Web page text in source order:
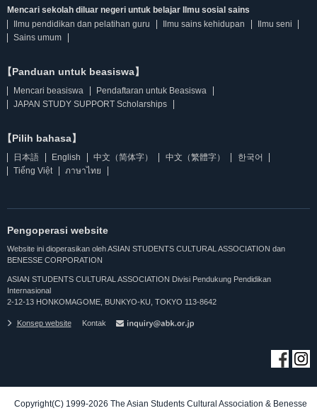
Mencari sekolah diluar negeri untuk belajar Ilmu sosial sains
Ilmu pendidikan dan pelatihan guru
Ilmu sains kehidupan
Ilmu seni
Sains umum
【Panduan untuk beasiswa】
Mencari beasiswa
Pendaftaran untuk Beasiswa
JAPAN STUDY SUPPORT Scholarships
【Pilih bahasa】
日本語 English 中文（简体字） 中文（繁體字）
한국어
Tiếng Việt
ภาษาไทย
Pengoperasi website
Website ini dioperasikan oleh ASIAN STUDENTS CULTURAL ASSOCIATION dan
BENESSE CORPORATION
ASIAN STUDENTS CULTURAL ASSOCIATION Divisi Pendukung Pendidikan
Internasional
2-12-13 HONKOMAGOME, BUNKYO-KU, TOKYO 113-8642
Konsep website Kontak
Copyright(C) 1999-2026 The Asian Students Cultural Association & Benesse